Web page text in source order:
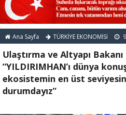
Ana Sayfa TÜRKİYE EKONOMİSİ
Ulaştırma ve Altyapı
“YILDIRIMHAN’ı dünya
ekosistemin en üst
durumdayız”